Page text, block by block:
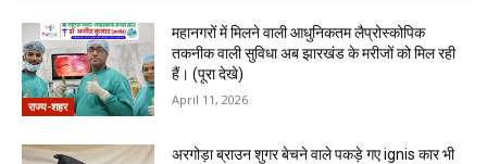
राज्य-शहर
महानगरों में मिलने वाली आधुनिकतम लैप्रोस्कोपिक
तकनीक वाली सुविधा अब झारखंड के मरीजों को मिल रही
हैं। (पूरा देखे)
April 11, 2026
अरगोड़ा ब्राउन शुगर बेचने वाले पकड़े गए ignis कार भी